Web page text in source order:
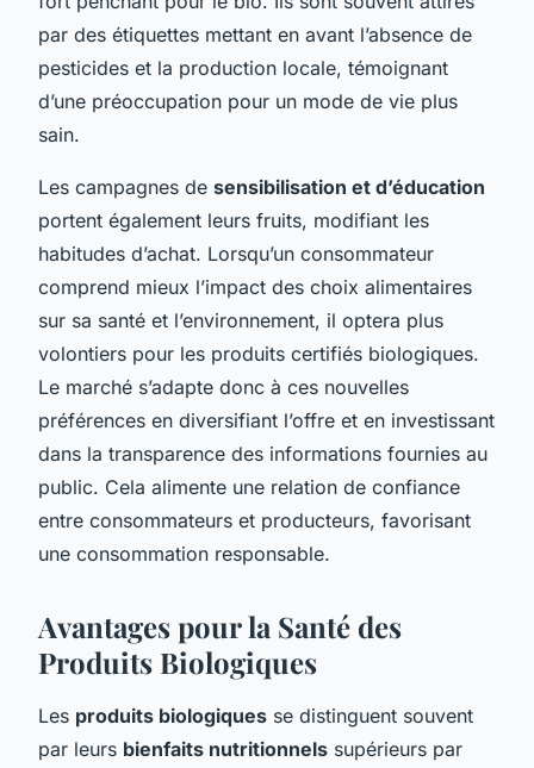
par des étiquettes mettant en avant l’absence de
pesticides et la production locale, témoignant
d’une préoccupation pour un mode de vie plus
sain.
Les campagnes de sensibilisation et d’éducation
portent également leurs fruits, modifiant les
habitudes d’achat. Lorsqu’un consommateur
comprend mieux l’impact des choix alimentaires
sur sa santé et l’environnement, il optera plus
volontiers pour les produits certifiés biologiques.
Le marché s’adapte donc à ces nouvelles
préférences en diversifiant l’offre et en investissant
dans la transparence des informations fournies au
public. Cela alimente une relation de confiance
entre consommateurs et producteurs, favorisant
une consommation responsable.
Avantages pour la Santé des
Produits Biologiques
Les produits biologiques se distinguent souvent
par leurs bienfaits nutritionnels supérieurs par